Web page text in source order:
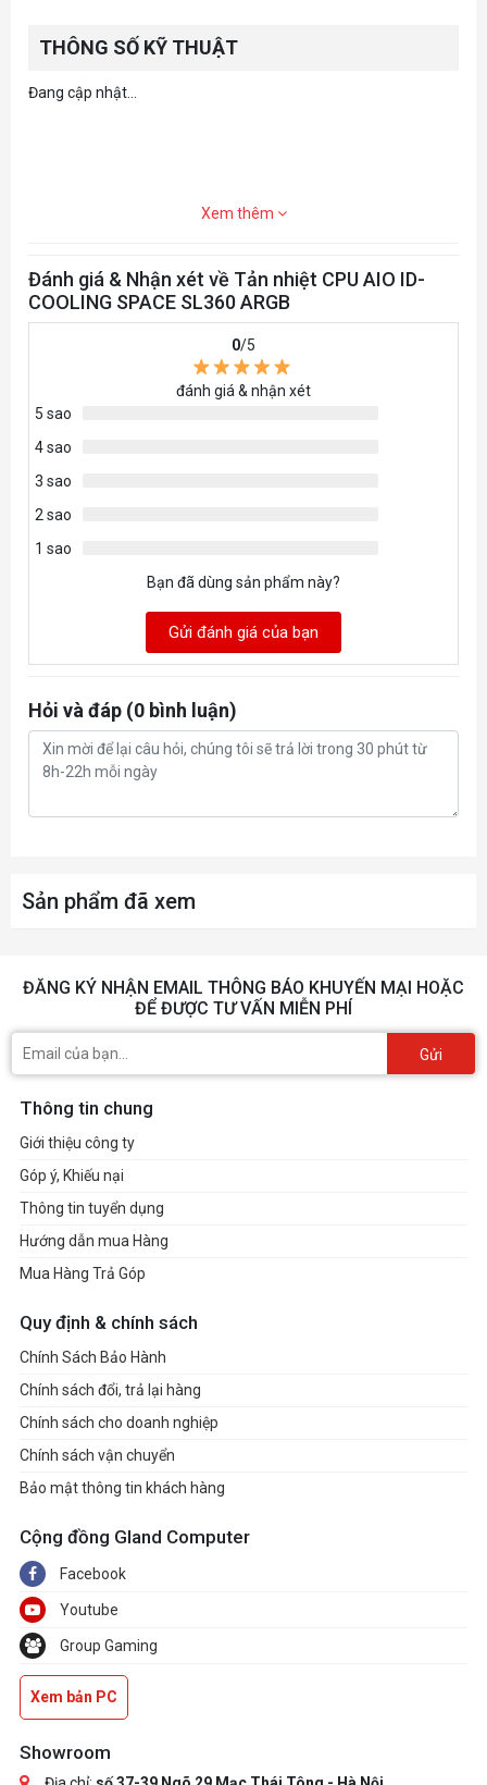
THÔNG SỐ KỸ THUẬT
Đang cập nhật...
Xem thêm
Đánh giá & Nhận xét về Tản nhiệt CPU AIO ID-
COOLING SPACE SL360 ARGB
0/5
đánh giá & nhận xét
5 sao
4 sao
3 sao
2 sao
1 sao
Bạn đã dùng sản phẩm này?
Gửi đánh giá của bạn
Hỏi và đáp (0 bình luận)
Sản phẩm đã xem
ĐĂNG KÝ NHẬN EMAIL THÔNG BÁO KHUYẾN MẠI HOẶC
ĐỂ ĐƯỢC TƯ VẤN MIỄN PHÍ
Gửi
Thông tin chung
Giới thiệu công ty
Góp ý, Khiếu nại
Thông tin tuyển dụng
Hướng dẫn mua Hàng
Mua Hàng Trả Góp
Quy định & chính sách
Chính Sách Bảo Hành
Chính sách đổi, trả lại hàng
Chính sách cho doanh nghiệp
Chính sách vận chuyển
Bảo mật thông tin khách hàng
Cộng đồng Gland Computer
Facebook
Youtube
Group Gaming
Xem bản PC
Showroom